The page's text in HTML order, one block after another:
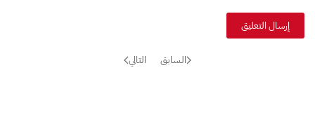
إرسال التعليق
السابق التالي